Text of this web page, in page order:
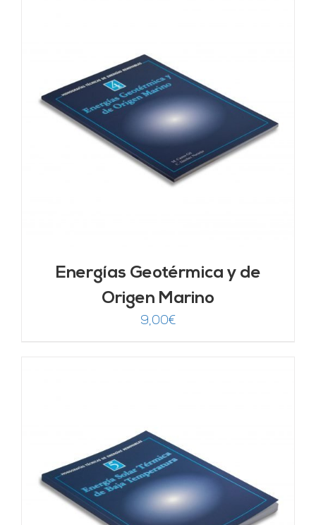
Energías Geotérmica y de
Origen Marino
9,00€